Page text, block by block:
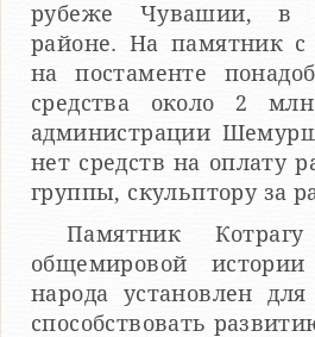
рубеже Чувашии, в
районе. На памятник с
на постаменте понадобились большие
средства около 2
администрации
нет средств на оплату
группы,
Памятник
общемировой истории и
народа установлен для всех! Он будет
способствовать